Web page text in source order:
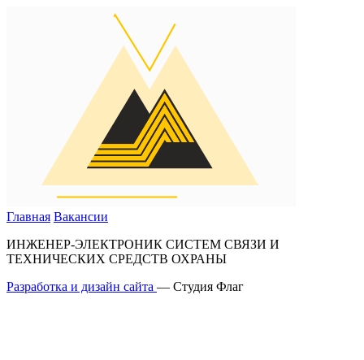
Главная Вакансии
ИНЖЕНЕР-ЭЛЕКТРОНИК СИСТЕМ СВЯЗИ И
ТЕХНИЧЕСКИХ СРЕДСТВ ОХРАНЫ
Разработка и дизайн сайта — Студия Флаг